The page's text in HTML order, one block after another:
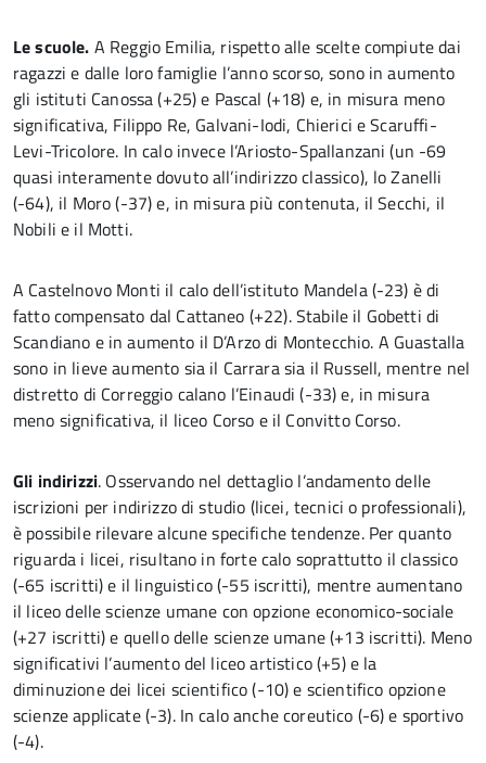
Le scuole. A Reggio Emilia, rispetto alle scelte compiute dai
ragazzi e dalle loro famiglie l’anno scorso, sono in aumento
gli istituti Canossa (+25) e Pascal (+18) e, in misura meno
significativa, Filippo Re, Galvani-Iodi, Chierici e Scaruffi-
Levi-Tricolore. In calo invece l’Ariosto-Spallanzani (un -69
quasi interamente dovuto all’indirizzo classico), lo Zanelli
(-64), il Moro (-37) e, in misura più contenuta, il Secchi, il
Nobili e il Motti.
A Castelnovo Monti il calo dell’istituto Mandela (-23) è di
fatto compensato dal Cattaneo (+22). Stabile il Gobetti di
Scandiano e in aumento il D’Arzo di Montecchio. A Guastalla
sono in lieve aumento sia il Carrara sia il Russell, mentre nel
distretto di Correggio calano l’Einaudi (-33) e, in misura
meno significativa, il liceo Corso e il Convitto Corso.
Gli indirizzi. Osservando nel dettaglio l’andamento delle
iscrizioni per indirizzo di studio (licei, tecnici o professionali),
è possibile rilevare alcune specifiche tendenze. Per quanto
riguarda i licei, risultano in forte calo soprattutto il classico
(-65 iscritti) e il linguistico (-55 iscritti), mentre aumentano
il liceo delle scienze umane con opzione economico-sociale
(+27 iscritti) e quello delle scienze umane (+13 iscritti). Meno
significativi l’aumento del liceo artistico (+5) e la
diminuzione dei licei scientifico (-10) e scientifico opzione
scienze applicate (-3). In calo anche coreutico (-6) e sportivo
(-4).